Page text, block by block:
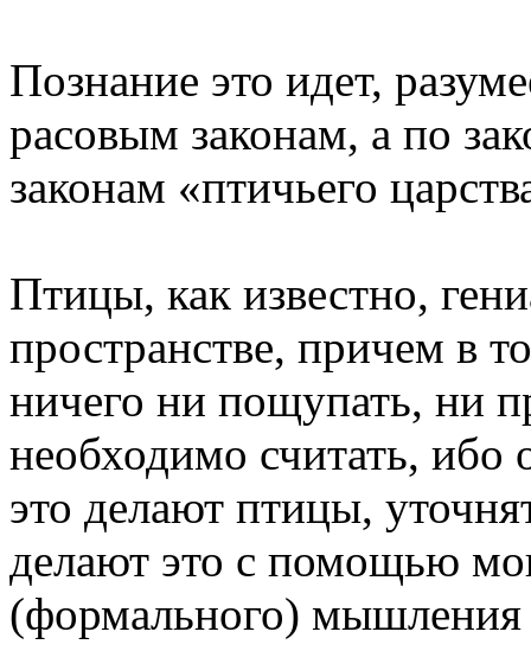
Познание это идет,
расовым законам, а по
законам «птичьего
Птицы, как известно,
пространстве, причем в
ничего ни пощупать, ни
необходимо считать,
это делают птицы,
делают это с помощью
(формального) мышления